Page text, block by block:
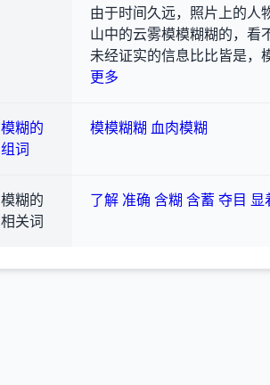
由于时间久远，照片上的人
山中的云雾模模糊糊的，看
未经证实的信息比比皆是，
更多
模糊的
组词
模模糊糊 血肉模糊
模糊的
相关词
了解 准确 含糊 含蓄 夺目 显